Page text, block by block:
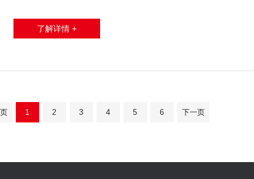
了解详情 +
1 2 3 4 5 6 下一页